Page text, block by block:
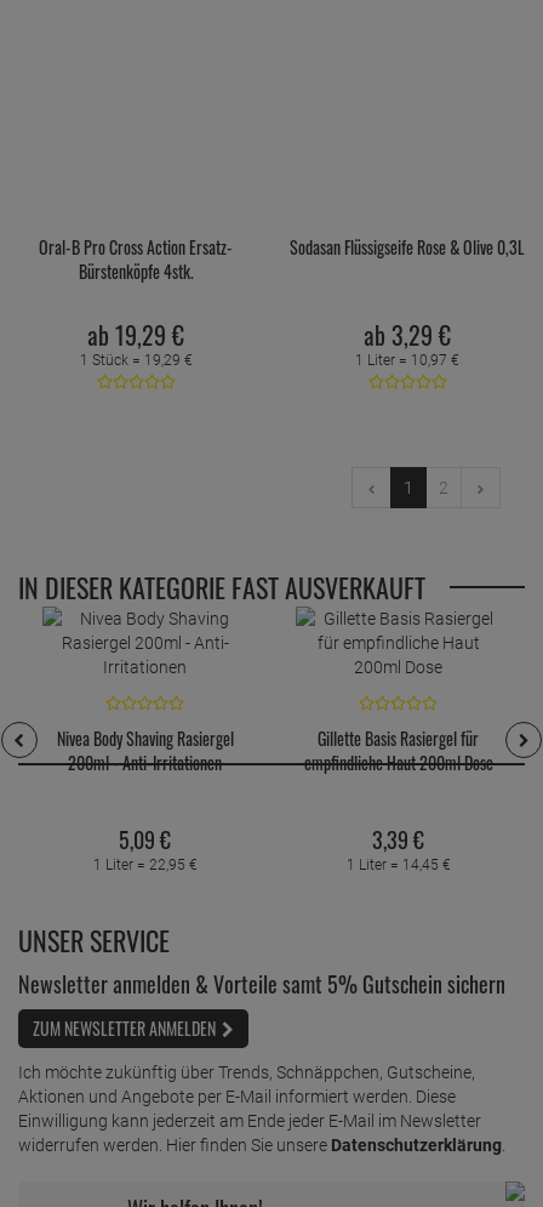
Oral-B Pro Cross Action Ersatz-
Bürstenköpfe 4stk.
ab 19,29 €
1 Stück = 19,29 €
Sodasan Flüssigseife Rose & Olive 0,3L
ab 3,29 €
1 Liter = 10,97 €
1 2
IN DIESER KATEGORIE FAST AUSVERKAUFT
Nivea Body Shaving Rasiergel
200ml - Anti-Irritationen
5,09€
1 Liter = 22,95 €
Gillette Basis Rasiergel für
empfindliche Haut 200ml Dose
3,39€
1 Liter = 14,45 €
UNSER SERVICE
Newsletter anmelden & Vorteile samt 5% Gutschein sichern
ZUM NEWSLETTER ANMELDEN
Ich möchte zukünftig über Trends, Schnäppchen, Gutscheine,
Aktionen und Angebote per E-Mail informiert werden. Diese
Einwilligung kann jederzeit am Ende jeder E-Mail im Newsletter
widerrufen werden. Hier finden Sie unsere Datenschutzerklärung